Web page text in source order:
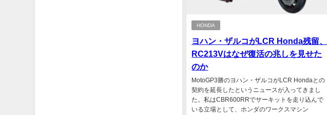
HONDA
ヨハン・ザルコがLCR Honda残留、
RC213Vはなぜ復活の兆しを見せた
のか
MotoGP3勝のヨハン・ザルコがLCR Hondaとの
契約を延長したというニュースが入ってきまし
た。私はCBR600RRでサーキットを走り込んで
いる立場として、ホンダのワークスマシン